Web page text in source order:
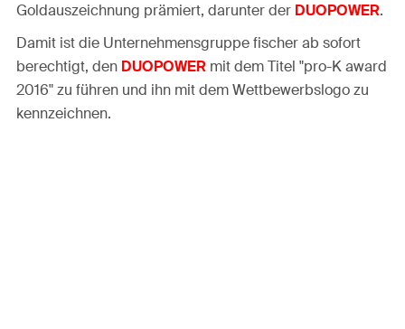
Goldauszeichnung prämiert, darunter der DUOPOWER.
Damit ist die Unternehmensgruppe fischer ab sofort
berechtigt, den DUOPOWER mit dem Titel "pro-K award
2016" zu führen und ihn mit dem Wettbewerbslogo zu
kennzeichnen.